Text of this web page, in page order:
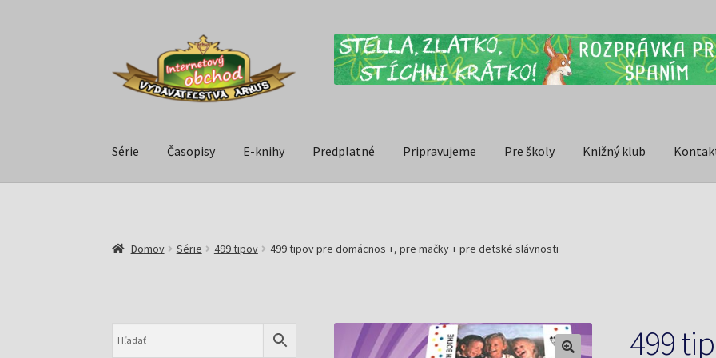
Série Časopisy E-knihy Predplatné Pripravujeme Pre školy Knižný klub
Domov Série 499 tipov 499 tipov pre domácnos +, pre mačky + pre detské slávnosti
499